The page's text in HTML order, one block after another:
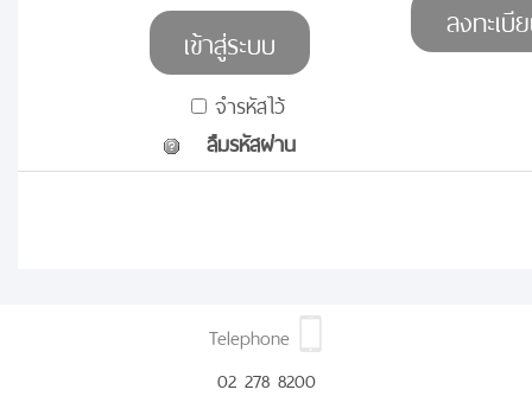
จำรหัสไว้
ลืมรหัสผ่าน
Telephone
02 278 8200